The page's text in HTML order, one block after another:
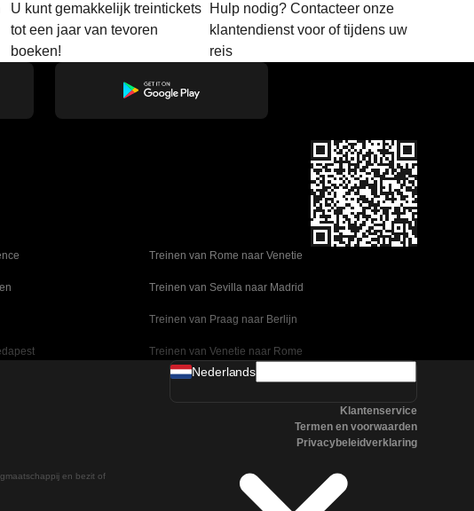
U kunt gemakkelijk treintickets
tot een jaar van tevoren
boeken!
Hulp nodig? Contacteer onze
klantendienst voor of tijdens uw
reis
Treinen van Rome naar Venetie
Treinen van Sevilla naar Madrid
Treinen van Praag naar Berlijn
Treinen van Venetie naar Rome
Treinen van Ulsan naar Seoel
Treinen van Seoel naar Changwon
Treinen van Praag naar Boedapest
en bezit of
Nederlands
Klantenservice
Termen en voorwaarden
Privacybeleidverklaring